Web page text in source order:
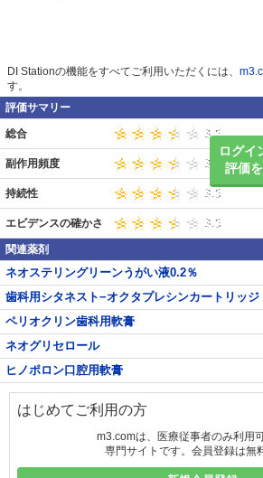
DI Stationの機能をすべてご利用いただくには、
す。
評価サマリー
ログイ
評価
総合
副作用頻度
持続性
エビデンスの確かさ
関連薬剤
ネオステリングリーンうがい液0.2％
歯科用シタネスト−オクタプレシンカートリッジ
ペリオクリン歯科用軟膏
ネオグリセロール
ヒノポロン口腔用軟膏
はじめてご利用の方
m3.comは、医療従事者のみ利用
専門サイトです。会員登録は無